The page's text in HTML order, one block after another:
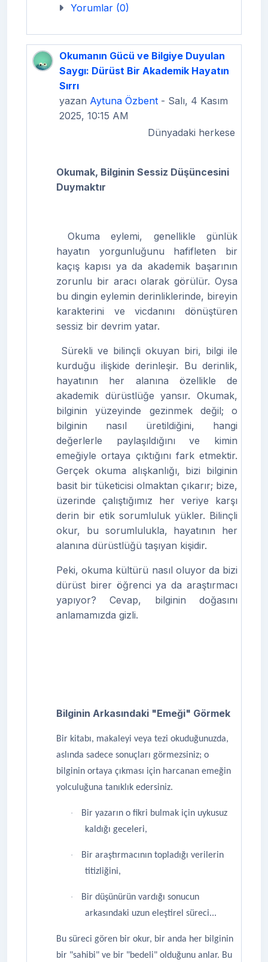
Yorumlar (0)
Okumanın Gücü ve Bilgiye Duyulan
Saygı: Dürüst Bir Akademik Hayatın
Sırrı
yazan Aytuna Özbent - Salı, 4 Kasım
2025, 10:15 AM
Dünyadaki herkese
Okumak, Bilginin Sessiz Düşüncesini
Duymaktır
Okuma eylemi, genellikle günlük
hayatın yorgunluğunu hafifleten bir
kaçış kapısı ya da akademik başarının
zorunlu bir aracı olarak görülür. Oysa
bu dingin eylemin derinliklerinde, bireyin
karakterini ve vicdanını dönüştüren
sessiz bir devrim yatar.
Sürekli ve bilinçli okuyan biri, bilgi ile
kurduğu ilişkide derinleşir. Bu derinlik,
hayatının her alanına özellikle de
akademik dürüstlüğe yansır. Okumak,
bilginin yüzeyinde gezinmek değil; o
bilginin nasıl üretildiğini, hangi
değerlerle paylaşıldığını ve kimin
emeğiyle ortaya çıktığını fark etmektir.
Gerçek okuma alışkanlığı, bizi bilginin
basit bir tüketicisi olmaktan çıkarır; bize,
üzerinde çalıştığımız her veriye karşı
derin bir etik sorumluluk yükler. Bilinçli
okur, bu sorumlulukla, hayatının her
alanına dürüstlüğü taşıyan kişidir.
Peki, okuma kültürü nasıl oluyor da bizi
dürüst birer öğrenci ya da araştırmacı
yapıyor? Cevap, bilginin doğasını
anlamamızda gizli.
Bilginin Arkasındaki "Emeği" Görmek
Bir kitabı, makaleyi veya tezi okuduğunuzda,
aslında sadece sonuçları görmezsiniz; o
bilginin ortaya çıkması için harcanan emeğin
yolculuğuna tanıklık edersiniz.
·
Bir yazarın o fikri bulmak için uykusuz
kaldığı geceleri,
·
Bir araştırmacının topladığı verilerin
titizliğini,
·
Bir düşünürün vardığı sonucun
arkasındaki uzun eleştirel süreci...
Bu süreci gören bir okur, bir anda her bilginin
bir "sahibi" ve bir "bedeli" olduğunu anlar. Bu